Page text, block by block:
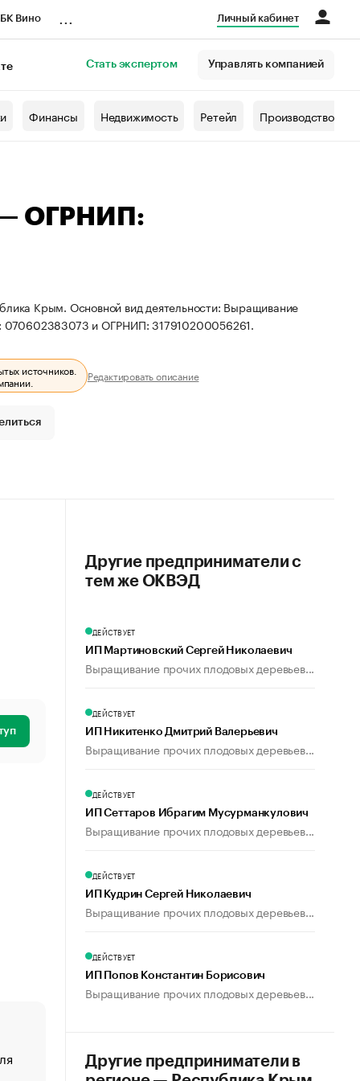
Вино Личный кабинет
Стать экспертом Управлять компанией
Финансы Недвижимость Ретейл Производство
— ОГРНИП:
Крым. Основной вид деятельности: Выращивание
070602383073 и ОГРНИП: 317910200056261.
источников.
Редактировать описание
«От спорта тело стареет иначе». Как живет глава
создавшей GTA
Другие предприниматели с
тем же ОКВЭД
ДЕЙСТВУЕТ
ИП Мартиновский Сергей Николаевич
Выращивание прочих плодовых деревьев...
ДЕЙСТВУЕТ
ИП Никитенко Дмитрий Валерьевич
Выращивание прочих плодовых деревьев...
ДЕЙСТВУЕТ
ИП Сеттаров Ибрагим Мусурманкулович
Выращивание прочих плодовых деревьев...
ДЕЙСТВУЕТ
ИП Кудрин Сергей Николаевич
Выращивание прочих плодовых деревьев...
ДЕЙСТВУЕТ
ИП Попов Константин Борисович
Выращивание прочих плодовых деревьев...
Другие предприниматели в